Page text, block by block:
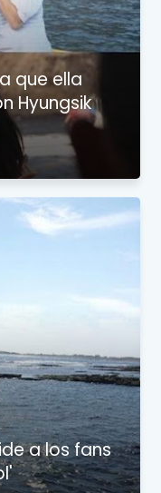
que ella
Hyungsik
a los fans